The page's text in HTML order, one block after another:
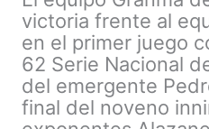
victoria frente al
en el primer juego
62 Serie Nacional
del emergente
final del noveno